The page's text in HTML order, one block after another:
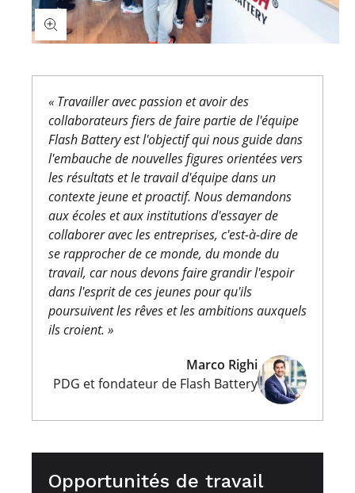
« Travailler avec passion et avoir des
collaborateurs fiers de faire partie de l'équipe
Flash Battery est l'objectif qui nous guide dans
l'embauche de nouvelles figures orientées vers
les résultats et le travail d'équipe dans un
contexte jeune et proactif. Nous demandons
aux écoles et aux institutions d'essayer de
collaborer avec les entreprises, c'est-à-dire de
se rapprocher de ce monde, du monde du
travail, car nous devons faire grandir l'espoir
dans l'esprit de ces jeunes pour qu'ils
poursuivent les rêves et les ambitions auxquels
ils croient. »
Marco Righi
PDG et fondateur de Flash Battery
Opportunités de travail